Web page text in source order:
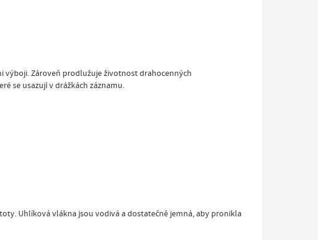
výboji. Zároveň prodlužuje životnost drahocenných
se usazují v drážkách záznamu.
Uhlíková vlákna jsou vodivá a dostatečně jemná, aby pronikla